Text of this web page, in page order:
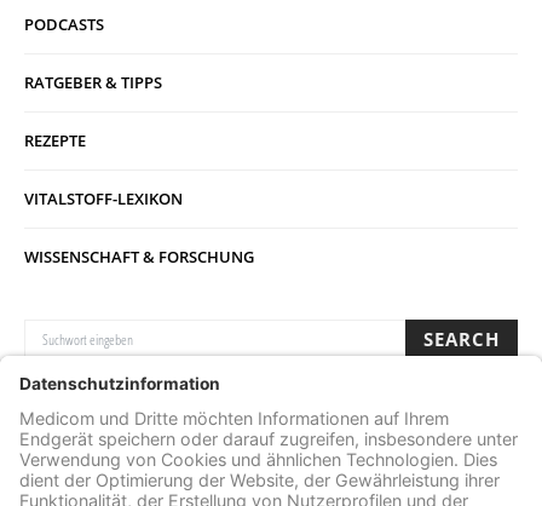
PODCASTS
RATGEBER & TIPPS
REZEPTE
VITALSTOFF-LEXIKON
WISSENSCHAFT & FORSCHUNG
SUCHE NACH: SEARCH
Archive